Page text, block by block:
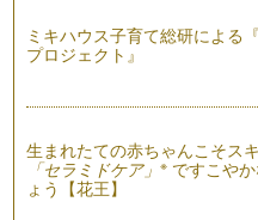
ベイクドチーズケーキ ブル
こんにちは！お菓子研究家
こんにちは！お菓子研究家
最終の季節となり、とびき
ミキハウス子育て総研による
プロジェクト』
生まれたての赤ちゃんこそス
「セラミドケア」※ ですこや
ょう【花王】